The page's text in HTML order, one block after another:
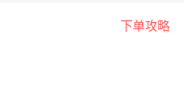
下单攻略